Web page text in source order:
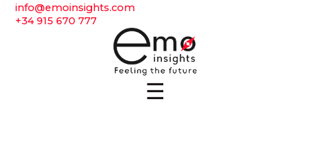
info@emoinsights.com
+34 915 670 777
☰